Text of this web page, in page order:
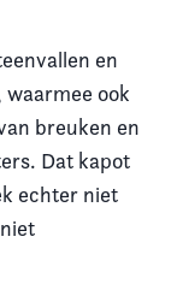
en
ook
breuken en
Dat kapot
echter niet